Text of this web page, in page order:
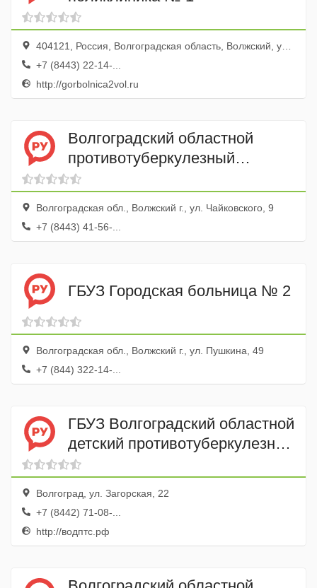
404121, Россия, Волгоградская область, Волжский, улица Пушкина, 49
+7 (8443) 22-14-...
http://gorbolnica2vol.ru
Волгоградский областной
противотуберкулезный
диспансер № 7, детское
отделение
Волгоградская обл., Волжский г., ул. Чайковского, 9
+7 (8443) 41-56-...
ГБУЗ Городская больница № 2
Волгоградская обл., Волжский г., ул. Пушкина, 49
+7 (844) 322-14-...
ГБУЗ Волгоградский областной
детский противотуберкулезный
санаторий № 3 г. Волгограда
Волгоград, ул. Загорская, 22
+7 (8442) 71-08-...
http://водптс.рф